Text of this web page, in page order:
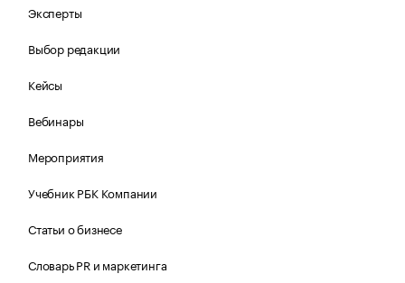
Эксперты
Выбор редакции
Кейсы
Вебинары
Мероприятия
Учебник РБК Компании
Статьи о бизнесе
Словарь PR и маркетинга